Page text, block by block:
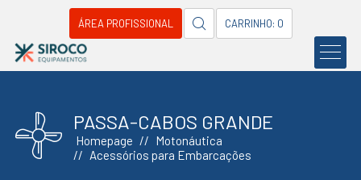
ÁREA PROFISSIONAL CARRINHO: 0
PASSA-CABOS GRANDE
Homepage
Motonáutica
Acessórios para Embarcações